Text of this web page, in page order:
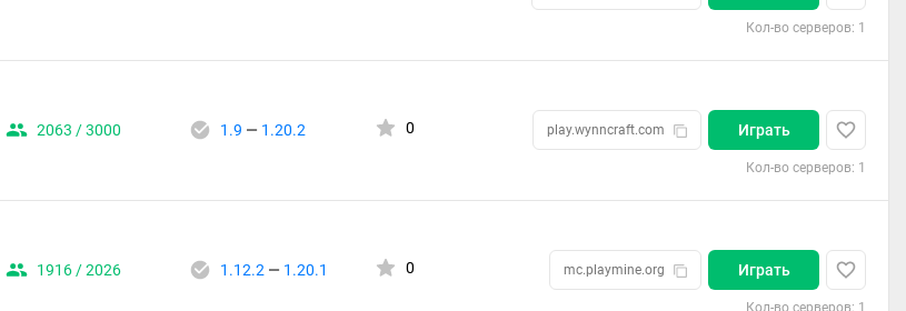
Кол-во серверов: 1
2063 / 3000 1.9 — 1.20.2 0 play.wynncraft.com Играть
Кол-во серверов: 1
1916 / 2026 1.12.2 — 1.20.1 0 mc.playmine.org Играть
Кол-во серверов: 1